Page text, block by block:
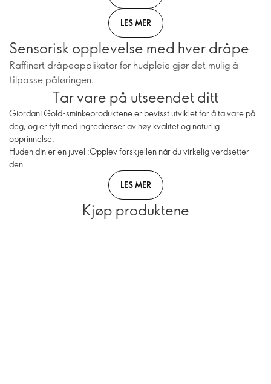
LES MER
Sensorisk opplevelse med hver dråpe
Raffinert dråpeapplikator for hudpleie gjør det mulig å
tilpasse påføringen.
Tar vare på utseendet ditt
Giordani Gold-sminkeproduktene er bevisst utviklet for å ta vare på
deg, og er fylt med ingredienser av høy kvalitet og naturlig
opprinnelse.
Huden din er en juvel :Opplev forskjellen når du virkelig verdsetter
den
LES MER
Kjøp produktene